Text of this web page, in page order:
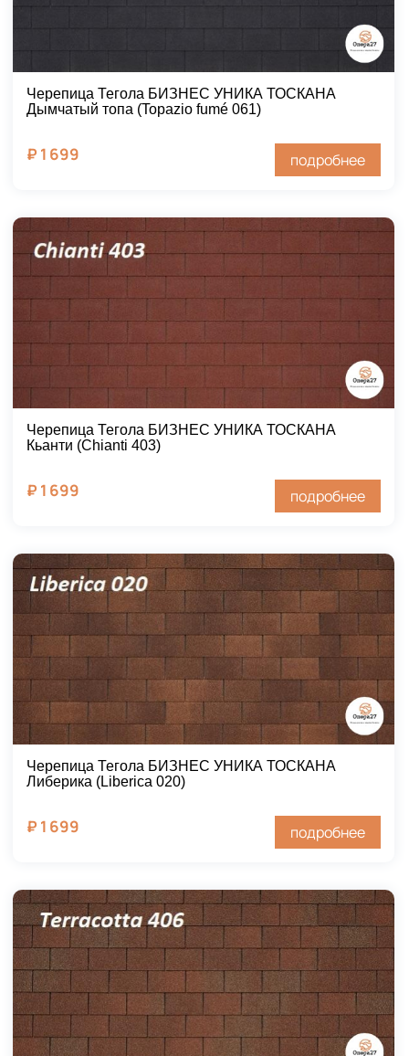
Черепица Тегола БИЗНЕС УНИКА ТОСКАНА
Дымчатый топа (Topazio fumé 061)
₽ 1 699 подробнее
Черепица Тегола БИЗНЕС УНИКА ТОСКАНА
Кьанти (Chianti 403)
₽ 1 699 подробнее
Черепица Тегола БИЗНЕС УНИКА ТОСКАНА
Либерика (Liberica 020)
₽ 1 699 подробнее